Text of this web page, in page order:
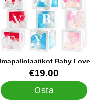
Baby Love
31372
€19.00
Osta